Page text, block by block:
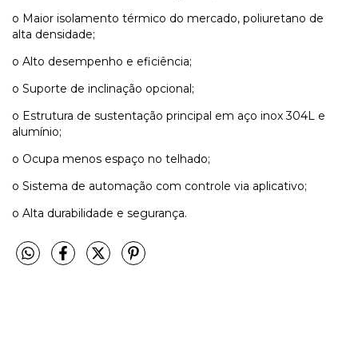
o Maior isolamento térmico do mercado, poliuretano de
alta densidade;
o Alto desempenho e eficiência;
o Suporte de inclinação opcional;
o Estrutura de sustentação principal em aço inox 304L e
alumínio;
o Ocupa menos espaço no telhado;
o Sistema de automação com controle via aplicativo;
o Alta durabilidade e segurança.